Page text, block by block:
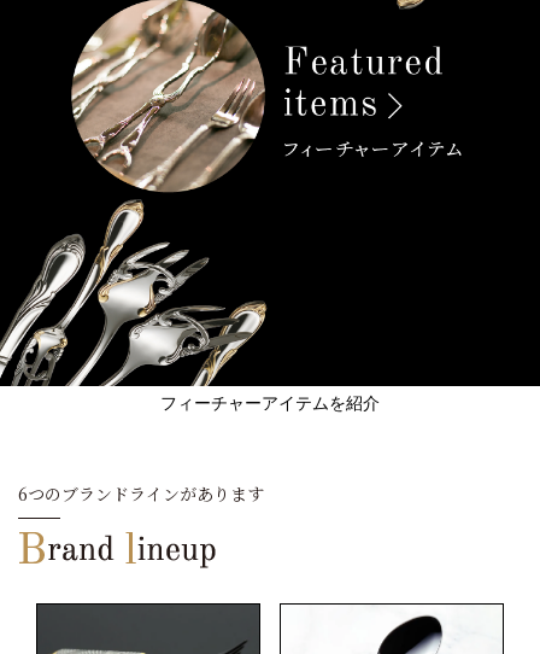
フィーチャーアイテムを紹介
6つのブランドラインがあります